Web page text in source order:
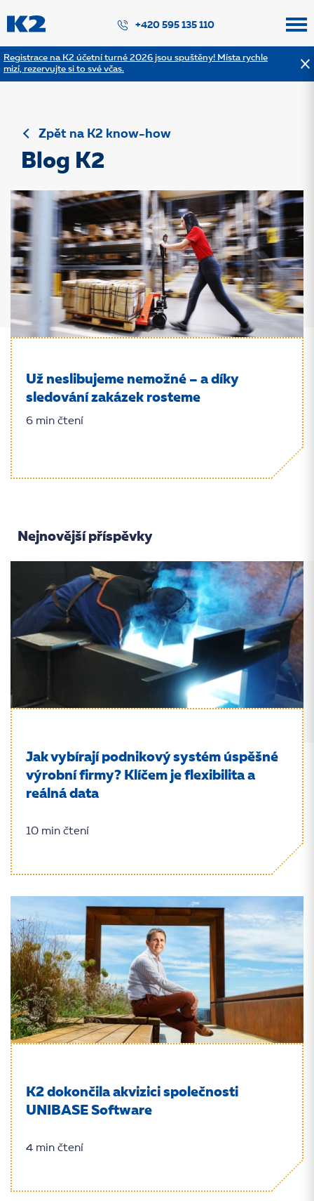
Registrace na K2 účetní turné 2026 jsou spuštěny! Místa rychle
mizí, rezervujte si to své včas.
+420 595 135 110
Zpět na K2 know-how
Blog K2
Už neslibujeme nemožné – a díky
sledování zakázek rosteme
6 min čtení
Nejnovější příspěvky
Jak vybírají podnikový systém úspěšné
výrobní firmy? Klíčem je flexibilita a
reálná data
10 min čtení
K2 dokončila akvizici společnosti
UNIBASE Software
4 min čtení